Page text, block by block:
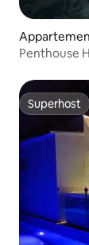
Penthouse
Superhost
Superhost